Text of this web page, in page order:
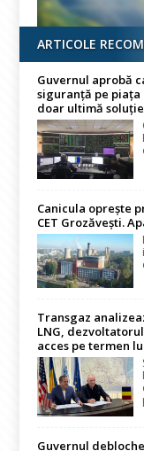
ARTICOLE
Guvernul aprobă
siguranță pe
doar ultimă
Canicula oprește
CET Grozăvești.
Transgaz
LNG,
acces pe termen
Guvernul